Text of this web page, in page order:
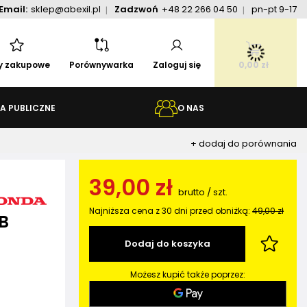
sklep@abexil.pl Zadzwoń +48 22 266 04 50 pn-pt 9-17
zakupowe Porównywarka Zaloguj się 0,00 zł
PUBLICZNE O NAS
+ dodaj do porównania
39,00 zł brutto /szt.
Najniższa cena z 30 dni przed obniżką:49,00 zł
Dodaj do koszyka
Możesz kupić także poprzez: